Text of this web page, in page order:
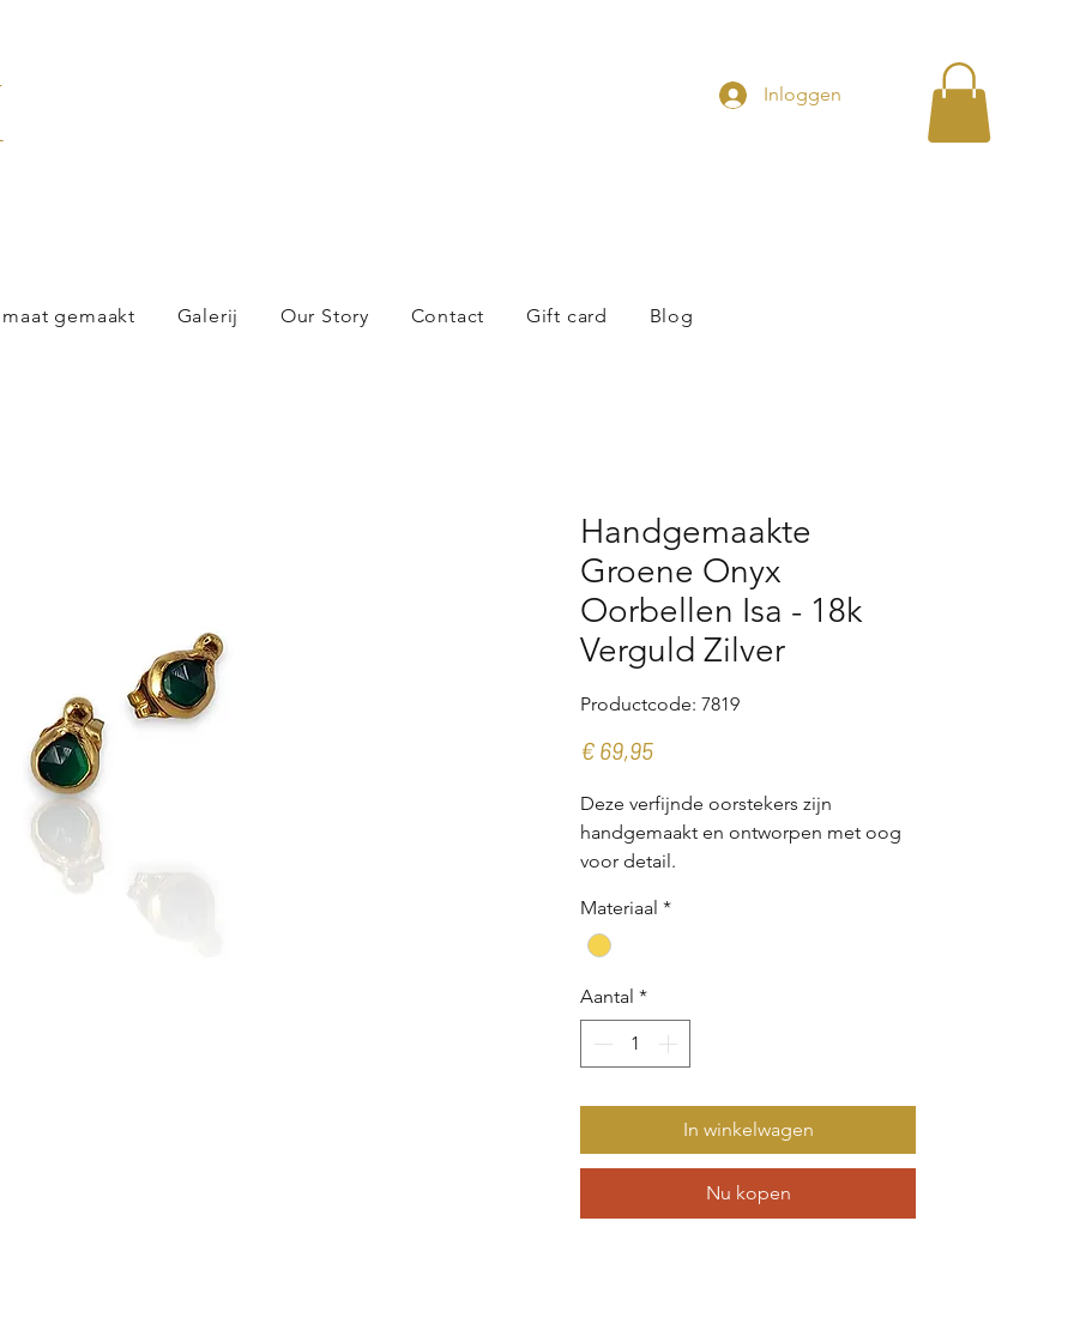
Inloggen
gemaakt Galerij Our Story Contact Gift card Blog
Handgemaakte
Groene Onyx
Oorbellen Isa - 18k
Verguld Zilver
Productcode: 7819
€ 69,95Prijs
Deze verfijnde oorstekers zijn
handgemaakt en ontworpen met oog
voor detail.
Vervaardigd uit zilver en verguld met
een 3 micron dikke laag 18k goud,
uit.
Het ontwerp bestaat uit een prachtige,
klein gouden bolletje, wat een speels
detail toevoegt.
Met hun afmeting van 10 mm zijn deze
Materiaal *
Aantal *
In winkelwagen
Nu kopen